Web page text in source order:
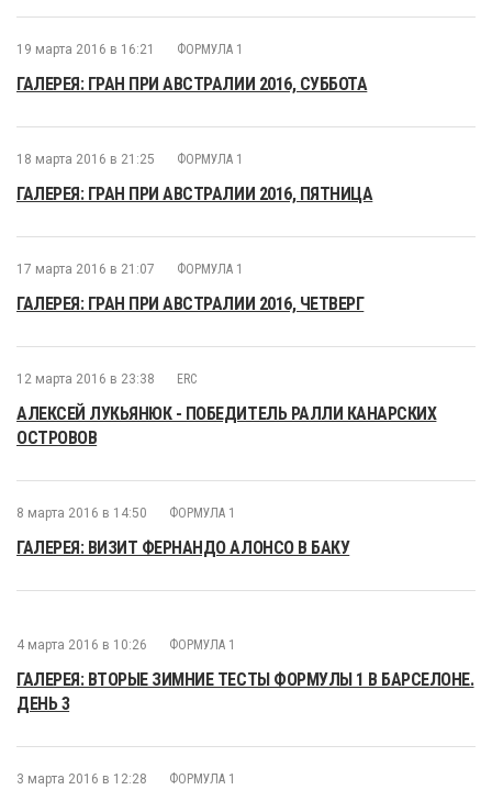
19 марта 2016 в 16:21 ФОРМУЛА 1
ГАЛЕРЕЯ: ГРАН ПРИ АВСТРАЛИИ 2016, СУББОТА
18 марта 2016 в 21:25 ФОРМУЛА 1
ГАЛЕРЕЯ: ГРАН ПРИ АВСТРАЛИИ 2016, ПЯТНИЦА
17 марта 2016 в 21:07 ФОРМУЛА 1
ГАЛЕРЕЯ: ГРАН ПРИ АВСТРАЛИИ 2016, ЧЕТВЕРГ
12 марта 2016 в 23:38 ERC
АЛЕКСЕЙ ЛУКЬЯНЮК - ПОБЕДИТЕЛЬ РАЛЛИ КАНАРСКИХ
ОСТРОВОВ
8 марта 2016 в 14:50 ФОРМУЛА 1
ГАЛЕРЕЯ: ВИЗИТ ФЕРНАНДО АЛОНСО В БАКУ
4 марта 2016 в 10:26 ФОРМУЛА 1
ГАЛЕРЕЯ: ВТОРЫЕ ЗИМНИЕ ТЕСТЫ ФОРМУЛЫ 1 В БАРСЕЛОНЕ.
ДЕНЬ 3
3 марта 2016 в 12:28 ФОРМУЛА 1